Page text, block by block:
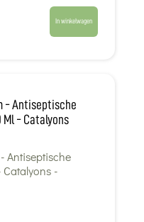
In winkelwagen
- Antiseptische
Ml - Catalyons